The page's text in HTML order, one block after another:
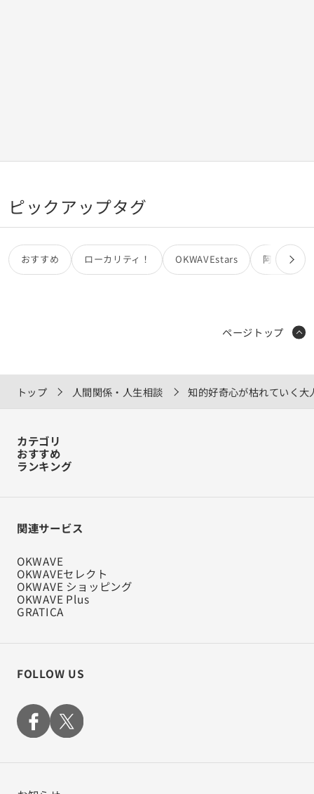
ピックアップタグ
おすすめ ローカリティ！ OKWAVEstars 阿部亮
トップ 人間関係・人生相談 知的好奇心が枯れていく
ページトップ
カテゴリ
おすすめ
ランキング
関連サービス
OKWAVE
OKWAVEセレクト
OKWAVE ショッピング
OKWAVE Plus
GRATICA
FOLLOW US